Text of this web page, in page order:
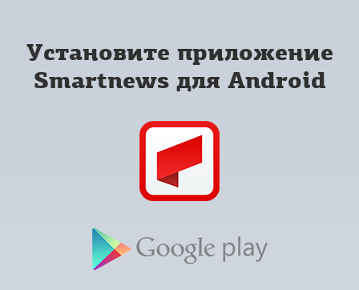
Установите приложение
Smartnews для Android